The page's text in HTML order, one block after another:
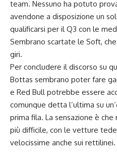
team. Nessuno ha potuto
avendone a disposizione un
qualificarsi per il Q3 con le
Sembrano scartate le Soft,
giri.
Per concludere il discorso su
Bottas sembrano poter fare
e Red Bull potrebbe essere
comunque detta l’ultima su
prima fila. La sensazione è
più difficile, con le vetture
velocissime anche sui rettilinei.